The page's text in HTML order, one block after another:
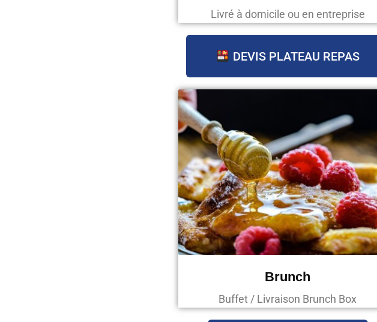
Livré à domicile ou en entreprise
DEVIS PLATEAU REPAS
Brunch
Buffet / Livraison Brunch Box